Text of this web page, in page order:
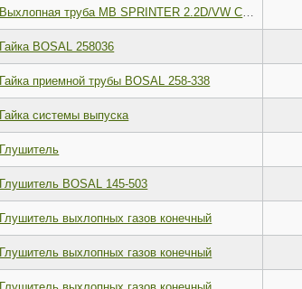
Выхлопная труба MB SPRINTER 2.2D/VW CRAFTER 2&#
Гайка BOSAL 258036
Гайка приемной трубы BOSAL 258-338
Гайка системы выпуска
Глушитель
Глушитель BOSAL 145-503
Глушитель выхлопных газов конечный
Глушитель выхлопных газов конечный